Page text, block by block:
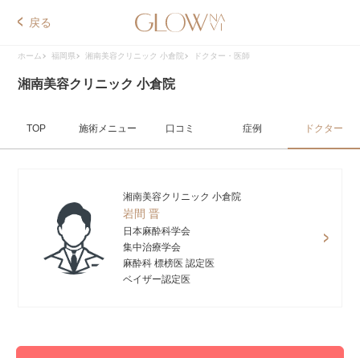
戻る
ホーム 福岡県 湘南美容クリニック 小倉院 ドクター・医師
湘南美容クリニック 小倉院
TOP 施術メニュー 口コミ 症例 ドクター
湘南美容クリニック 小倉院
岩間 晋
日本麻酔科学会
集中治療学会
麻酔科 標榜医 認定医
ベイザー認定医